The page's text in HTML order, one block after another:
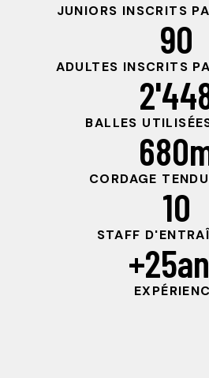
JUNIORS INSCRITS
ADULTES INSCRITS
90
BALLES
CORDAGE
680
STAFF
10
+25